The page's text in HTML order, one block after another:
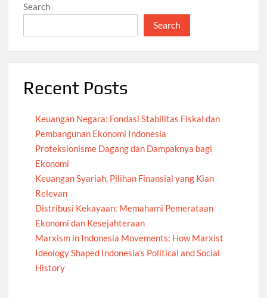
Search
Search
Recent Posts
Keuangan Negara: Fondasi Stabilitas Fiskal dan
Pembangunan Ekonomi Indonesia
Proteksionisme Dagang dan Dampaknya bagi
Ekonomi
Keuangan Syariah, Pilihan Finansial yang Kian
Relevan
Distribusi Kekayaan: Memahami Pemerataan
Ekonomi dan Kesejahteraan
Marxism in Indonesia Movements: How Marxist
Ideology Shaped Indonesia’s Political and Social
History